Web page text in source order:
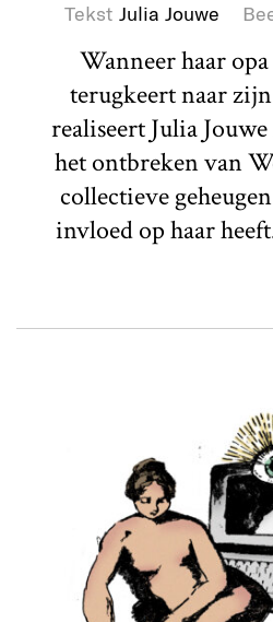
Tekst Julia Jouwe
Wanneer haar
terugkeert naar
realiseert Julia
het ontbreken van
collectieve
invloed op haar